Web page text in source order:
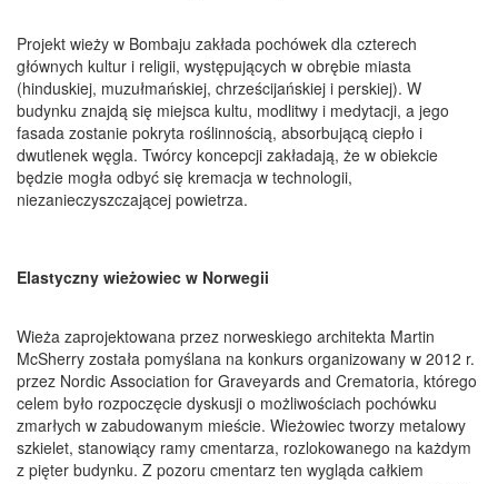
Projekt wieży w Bombaju zakłada pochówek dla czterech
głównych kultur i religii, występujących w obrębie miasta
(hinduskiej, muzułmańskiej, chrześcijańskiej i perskiej). W
budynku znajdą się miejsca kultu, modlitwy i medytacji, a jego
fasada zostanie pokryta roślinnością, absorbującą ciepło i
dwutlenek węgla. Twórcy koncepcji zakładają, że w obiekcie
będzie mogła odbyć się kremacja w technologii,
niezanieczyszczającej powietrza.
Elastyczny wieżowiec w Norwegii
Wieża zaprojektowana przez norweskiego architekta Martin
McSherry została pomyślana na konkurs organizowany w 2012 r.
przez Nordic Association for Graveyards and Crematoria, którego
celem było rozpoczęcie dyskusji o możliwościach pochówku
zmarłych w zabudowanym mieście. Wieżowiec tworzy metalowy
szkielet, stanowiący ramy cmentarza, rozlokowanego na każdym
z pięter budynku. Z pozoru cmentarz ten wygląda całkiem